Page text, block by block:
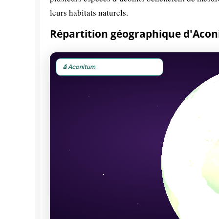
leurs habitats naturels.
Répartition géographique